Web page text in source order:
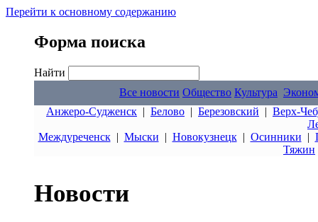
Перейти к основному содержанию
Форма поиска
Найти
Все новости Общество Культура
Анжеро-Судженск | Белово | Березовский | Верх-
Междуреченск| Мыски | Новокузнецк| Осинники |
Тяжин
Новости